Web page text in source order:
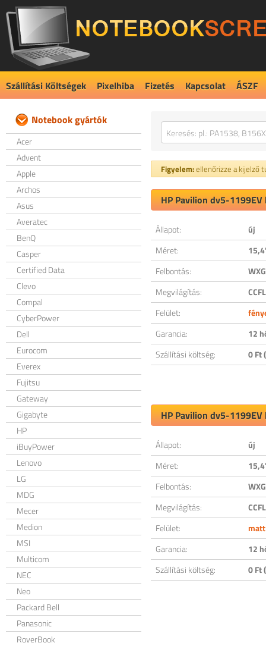
Szállítási Költségek Pixelhiba Fizetés Kapcsolat ÁSZF
Notebook gyártók
Acer
Advent
Apple
Archos
Asus
Averatec
BenQ
Casper
Certified Data
Clevo
Compal
CyberPower
Dell
Eurocom
Everex
Fujitsu
Gateway
Gigabyte
HP
iBuyPower
Lenovo
LG
MDG
Mecer
Medion
MSI
Multicom
NEC
Neo
Packard Bell
Panasonic
RoverBook
Figyelem:ellenőrizze a kijelző
HP Pavilion dv5-
Állapot:
új
Méret:
Felbontás:
Megvilágítás:
CCFL
Felület:
Garancia:
12
Szállítási költség:
0 Ft
HP Pavilion dv5-
Állapot:
új
Méret:
Felbontás:
Megvilágítás:
CCFL
Felület:
matt
Garancia:
12
Szállítási költség:
0 Ft